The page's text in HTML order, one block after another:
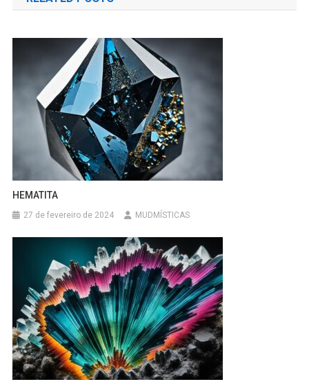
Post
HEMATITA
27 de fevereiro de 2024 MUDMÍSTICAS